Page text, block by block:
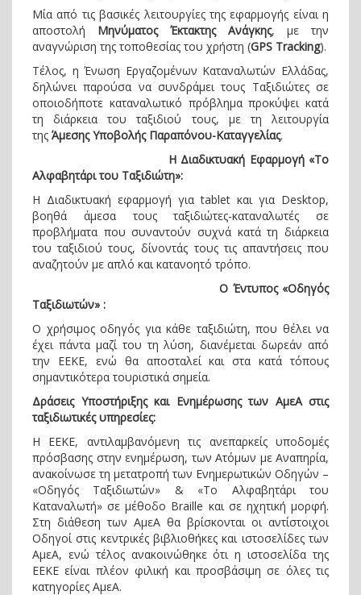
Μία από τις βασικές λειτουργίες της εφαρμογής είναι η
αποστολή Μηνύματος Έκτακτης Ανάγκης, με την
αναγνώριση της τοποθεσίας του χρήστη (GPS Tracking).
Τέλος, η Ένωση Εργαζομένων Καταναλωτών Ελλάδας,
δηλώνει παρούσα να συνδράμει τους Ταξιδιώτες σε
οποιοδήποτε καταναλωτικό πρόβλημα προκύψει κατά
τη διάρκεια του ταξιδιού τους, με τη λειτουργία
της Άμεσης Υποβολής Παραπόνου-Καταγγελίας.
Η Διαδικτυακή Εφαρμογή «Το
Αλφαβητάρι του Ταξιδιώτη»:
Η Διαδικτυακή εφαρμογή για tablet και για Desktop,
βοηθά άμεσα τους ταξιδιώτες-καταναλωτές σε
προβλήματα που συναντούν συχνά κατά τη διάρκεια
του ταξιδιού τους, δίνοντάς τους τις απαντήσεις που
αναζητούν με απλό και κατανοητό τρόπο.
Ο Έντυπος «Οδηγός
Ταξιδιωτών» :
Ο χρήσιμος οδηγός για κάθε ταξιδιώτη, που θέλει να
έχει πάντα μαζί του τη λύση, διανέμεται δωρεάν από
την ΕΕΚΕ, ενώ θα αποσταλεί και στα κατά τόπους
σημαντικότερα τουριστικά σημεία.
Δράσεις Υποστήριξης και Ενημέρωσης των ΑμεΑ στις
ταξιδιωτικές υπηρεσίες:
Η ΕΕΚΕ, αντιλαμβανόμενη τις ανεπαρκείς υποδομές
πρόσβασης στην ενημέρωση, των Ατόμων με Αναπηρία,
ανακοίνωσε τη μετατροπή των Ενημερωτικών Οδηγών –
«Οδηγός Ταξιδιωτών» & «Το Αλφαβητάρι του
Καταναλωτή» σε μέθοδο Braille και σε ηχητική μορφή.
Στη διάθεση των ΑμεΑ θα βρίσκονται οι αντίστοιχοι
Οδηγοί στις κεντρικές βιβλιοθήκες και ιστοσελίδες των
ΑμεΑ, ενώ τέλος ανακοινώθηκε ότι η ιστοσελίδα της
ΕΕΚΕ είναι πλέον φιλική και προσβάσιμη σε όλες τις
κατηγορίες ΑμεΑ.